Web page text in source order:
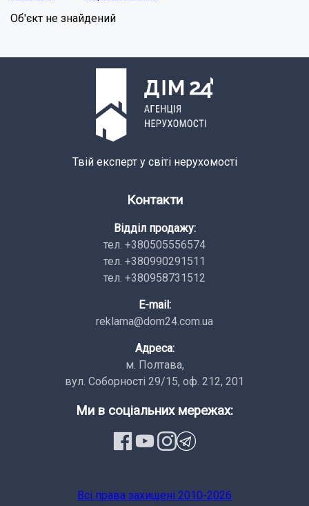
Об'єкт не знайдений
Твій експерт у світі нерухомості
Контакти
Відділ продажу:
тел. +380505556574
тел. +380990291511
тел. +380958731512
E-mail:
reklama@dom24.com.ua
Адреса:
м. Полтава,
вул. Соборності 29/15, оф. 212, 201
Ми в соціальних мережах:
Всi права заxищенi 2010-2026